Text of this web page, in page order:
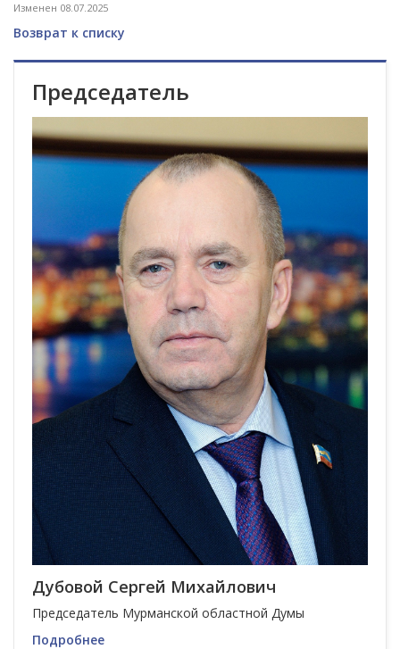
Изменен 08.07.2025
Возврат к списку
Председатель
Дубовой Сергей Михайлович
Председатель Мурманской областной Думы
Подробнее